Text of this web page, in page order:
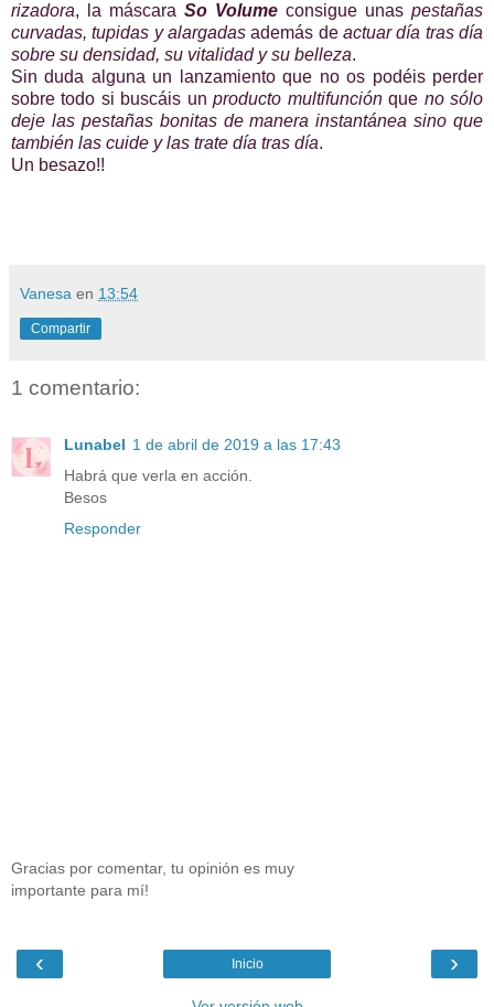
rizadora, la máscara So Volume consigue unas pestañas
curvadas, tupidas y alargadas además deactuar día tras día
sobre su densidad, su vitalidad y su belleza.
Sin duda alguna un lanzamiento que no os podéis perder
sobre todo si buscáis unproducto multifunciónque no sólo
deje las pestañas bonitas de manera instantánea sino que
también las cuide y las trate día tras día.
Un besazo!!
Vanesa en 13:54
Compartir
1 comentario:
Lunabel 1 de abril de 2019 a las 17:43
Habrá que verla en acción.
Besos
Responder
Gracias por comentar, tu opinión es muy
importante para mí!
‹ ›
Inicio